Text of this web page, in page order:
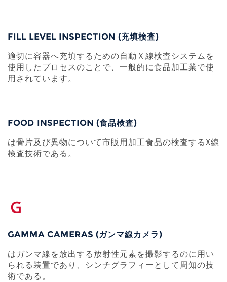
FILL LEVEL INSPECTION (充填検査)
適切に容器へ充填するための自動Ｘ線検査システムを
使用したプロセスのことで、一般的に食品加工業で使
用されています。
FOOD INSPECTION (食品検査)
は骨片及び異物について市販用加工食品の検査するX線
検査技術である。
G
GAMMA CAMERAS (ガンマ線カメラ)
はガンマ線を放出する放射性元素を撮影するのに用い
られる装置であり、シンチグラフィーとして周知の技
術である。